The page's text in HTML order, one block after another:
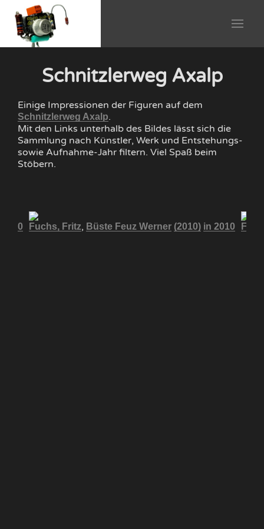
Schnitzlerweg Axalp
Einige Impressionen der Figuren auf dem
Schnitzlerweg Axalp.
Mit den Links unterhalb des Bildes lässt sich die
Sammlung nach Künstler, Werk und Entstehungs-
sowie Aufnahme-Jahr filtern. Viel Spaß beim
Stöbern.
Fuchs, Fritz, Büste Feuz Werner (2010) in 2010